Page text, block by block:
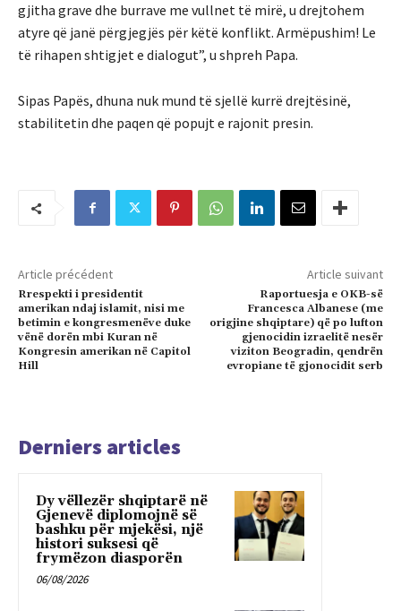
gjitha grave dhe burrave me vullnet të mirë, u drejtohem
atyre që janë përgjegjës për këtë konflikt. Armëpushim! Le
të rihapen shtigjet e dialogut”, u shpreh Papa.
Sipas Papës, dhuna nuk mund të sjellë kurrë drejtësinë,
stabilitetin dhe paqen që popujt e rajonit presin.
Article précédent
Rrespekti i presidentit
amerikan ndaj islamit, nisi me
betimin e kongresmenëve duke
vënë dorën mbi Kuran në
Kongresin amerikan në Capitol
Hill
Article suivant
Raportuesja e OKB-së
Francesca Albanese (me
origjine shqiptare) që po lufton
gjenocidin izraelitë nesër
viziton Beogradin, qendrën
evropiane të gjonocidit serb
Derniers articles
Dy vëllezër shqiptarë në
Gjenevë diplomojnë së
bashku për mjekësi, një
histori suksesi që
frymëzon diasporën
06/08/2026